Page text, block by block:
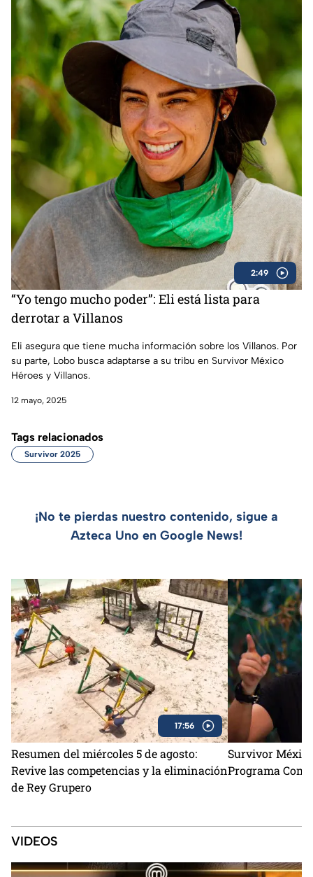
2:49
“Yo tengo mucho poder”: Eli está lista para
derrotar a Villanos
Eli asegura que tiene mucha información sobre los Villanos. Por
su parte, Lobo busca adaptarse a su tribu en Survivor México
Héroes y Villanos.
12 mayo, 2025
Tags relacionados
Survivor 2025
¡No te pierdas nuestro contenido, sigue a
Azteca Uno en Google News!
17:56
Resumen del miércoles 5 de agosto:
Revive las competencias y la eliminación
de Rey Grupero
Survivor
Programa
VIDEOS